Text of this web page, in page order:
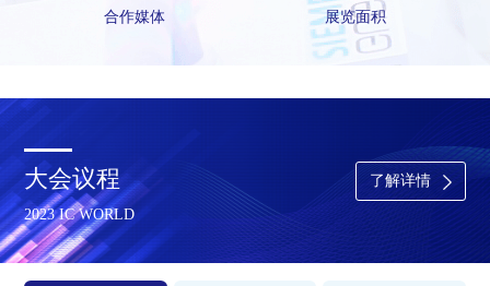
合作媒体 展览面积
大会议程
2023 IC WORLD
了解详情